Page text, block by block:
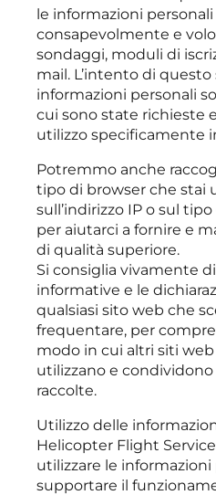
le informazioni
consapevolmente e
sondaggi, moduli di
mail. L’intento di
informazioni personali
cui sono state richieste
utilizzo specificamente
Potremmo anche
tipo di browser che stai
sull’indirizzo IP o sul
per aiutarci a fornire e
di qualità superiore.
Si consiglia vivamente
informative e le
qualsiasi sito web che
frequentare, per
modo in cui altri siti
utilizzano e
raccolte.
Utilizzo delle
Helicopter Flight
utilizzare le
supportare il